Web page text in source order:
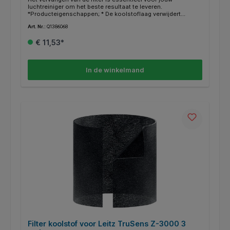
luchtreiniger om het beste resultaat te leveren.
*Producteigenschappen; * De koolstoflaag verwijdert
moet worden vervangen op de fijnstoffilter. * Vervang de
Signaleringslampje gaat branden op de luchtreiniger
Art. Nr.: Q1386068
€ 11,53*
In de winkelmand
Filter koolstof voor Leitz TruSens Z-3000 3